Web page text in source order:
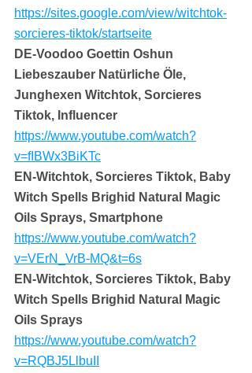
https://sites.google.com/view/witchtok-
sorcieres-tiktok/startseite
DE-Voodoo Goettin Oshun
Liebeszauber Natürliche Öle,
Junghexen Witchtok, Sorcieres
Tiktok, Influencer
https://www.youtube.com/watch?
v=fIBWx3BiKTc
EN-Witchtok, Sorcieres Tiktok, Baby
Witch Spells Brighid Natural Magic
Oils Sprays, Smartphone
https://www.youtube.com/watch?
v=VErN_VrB-MQ&t=6s
EN-Witchtok, Sorcieres Tiktok, Baby
Witch Spells Brighid Natural Magic
Oils Sprays
https://www.youtube.com/watch?
v=RQBJ5LlbuII